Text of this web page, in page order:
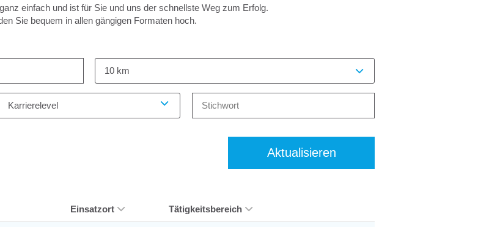
einfach und ist für Sie und uns der schnellste Weg zum Erfolg.
Sie bequem in allen gängigen Formaten hoch.
10 km
Karrierelevel
Aktualisieren
Einsatzort Tätigkeitsbereich